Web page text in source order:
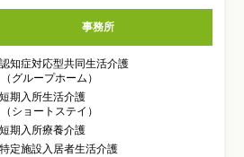
事務所
認知症対応型共同生活介護
（グループホーム）
短期入所生活介護
（ショートステイ）
短期入所療養介護
特定施設入居者生活介護